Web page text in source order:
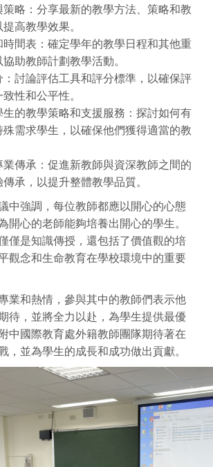
略：分享最新的教學方法、策略和教
高教學效果。
間表：確定學年的教學日程和其他重
助教師計劃教學活動。
討論評估工具和評分標準，以確保評
性和公平性。
的教學策略和支援服務：探討如何有
需求學生，以確保他們獲得適當的教
業傳承：促進新教師與資深教師之間的
承，以提升整體教學品質。
中強調，每位教師都應以開心的心態
開心的老師能夠培養出開心的學生。
僅是知識傳授，還包括了價值觀的培
觀念和生命教育在學校環境中的重要
業和熱情，參與其中的教師們表示他
待，並將全力以赴，為學生提供最優
中國際教育處外籍教師團隊期待著在
，並為學生的成長和成功做出貢獻。